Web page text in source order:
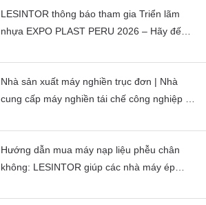
LESINTOR thông báo tham gia Triển lãm
nhựa EXPO PLAST PERU 2026 – Hãy đến
Nhà sản xuất máy nghiền trục đơn | Nhà
cung cấp máy nghiền tái chế công nghiệp |
Hướng dẫn mua máy nạp liệu phễu chân
không: LESINTOR giúp các nhà máy ép
liệu như thế nào?